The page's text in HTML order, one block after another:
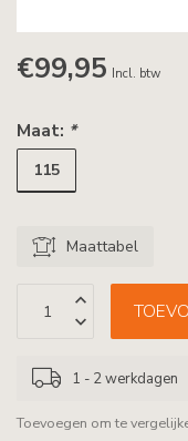
€99,95 Incl. btw
Maat: *
115
Maattabel
1 - 2 werkdagen
Toevoegen om te